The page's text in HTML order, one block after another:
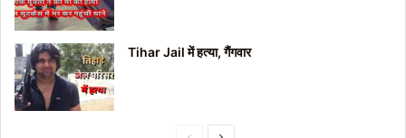
Tihar Jail में हत्या, गैंगवार